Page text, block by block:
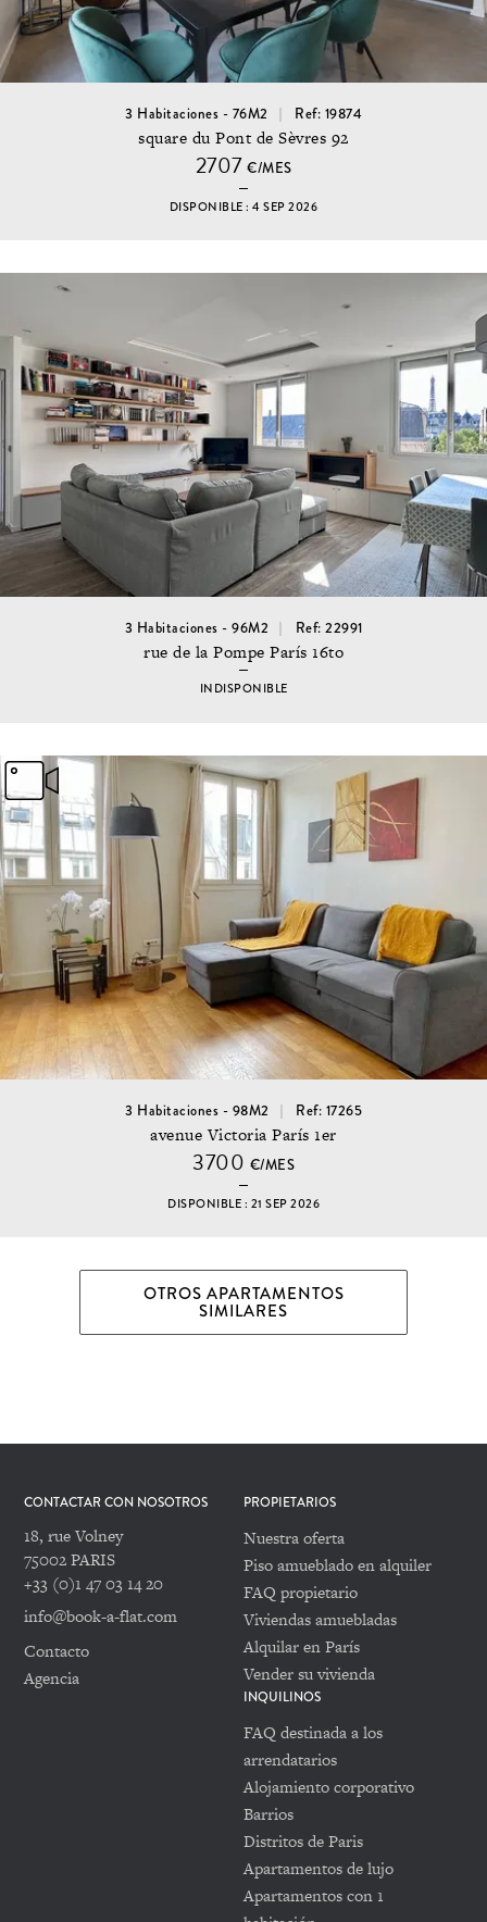
3 Habitaciones - 76M2 Ref: 19874
square du Pont de Sèvres 92
2707 €/MES
DISPONIBLE : 4 SEP 2026
3 Habitaciones - 96M2 Ref: 22991
rue de la Pompe París 16to
INDISPONIBLE
3 Habitaciones - 98M2 Ref: 17265
avenue Victoria París 1er
3700 €/MES
DISPONIBLE : 21 SEP 2026
OTROS APARTAMENTOS
SIMILARES
CONTACTAR CON NOSOTROS
18, rue Volney
75002 PARIS
+33 (0)1 47 03 14 20
info@book-a-flat.com
Contacto
Agencia
PROPIETARIOS
Nuestra oferta
Piso amueblado en alquiler
FAQ propietario
Viviendas amuebladas
Alquilar en París
Vender su vivienda
INQUILINOS
FAQ destinada a los
arrendatarios
Alojamiento corporativo
Barrios
Distritos de Paris
Apartamentos de lujo
Apartamentos con 1